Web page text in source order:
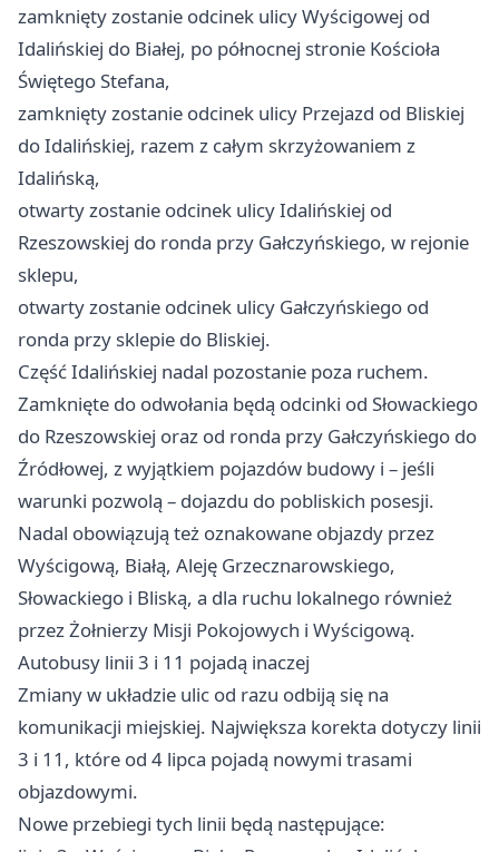
zamknięty zostanie odcinek ulicy Wyścigowej od
Idalińskiej do Białej, po północnej stronie Kościoła
Świętego Stefana,
zamknięty zostanie odcinek ulicy Przejazd od Bliskiej
do Idalińskiej, razem z całym skrzyżowaniem z
Idalińską,
otwarty zostanie odcinek ulicy Idalińskiej od
Rzeszowskiej do ronda przy Gałczyńskiego, w rejonie
sklepu,
otwarty zostanie odcinek ulicy Gałczyńskiego od
ronda przy sklepie do Bliskiej.
Część Idalińskiej nadal pozostanie poza ruchem.
Zamknięte do odwołania będą odcinki od Słowackiego
do Rzeszowskiej oraz od ronda przy Gałczyńskiego do
Źródłowej, z wyjątkiem pojazdów budowy i – jeśli
warunki pozwolą – dojazdu do pobliskich posesji.
Nadal obowiązują też oznakowane objazdy przez
Wyścigową, Białą, Aleję Grzecznarowskiego,
Słowackiego i Bliską, a dla ruchu lokalnego również
przez Żołnierzy Misji Pokojowych i Wyścigową.
Autobusy linii 3 i 11 pojadą inaczej
Zmiany w układzie ulic od razu odbiją się na
komunikacji miejskiej. Największa korekta dotyczy linii
3 i 11, które od 4 lipca pojadą nowymi trasami
objazdowymi.
Nowe przebiegi tych linii będą następujące: